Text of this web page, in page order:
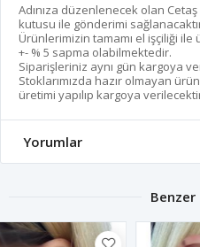
Adınıza düzenlenecek olan
kutusu ile gönderimi
Ürünlerimizin tamamı el işçiliği ile
+- % 5 sapma olabilmektedir.
Siparişleriniz aynı gün kargoya
Stoklarımızda hazır olmayan
üretimi yapılıp kargoya
Yorumlar
Benzer